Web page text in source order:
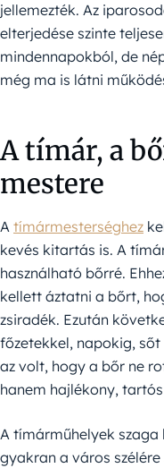
jellemezték. Az
elterjedése szinte
mindennapokból, de
még ma is látni
A tímár, a
mestere
A tímármesterséghez
kevés kitartás is. A
használható bőrré.
kellett áztatni a bőrt,
zsiradék. Ezután
főzetekkel, napokig,
az volt, hogy a bőr ne
hanem hajlékony,
A tímárműhelyek szaga
gyakran a város